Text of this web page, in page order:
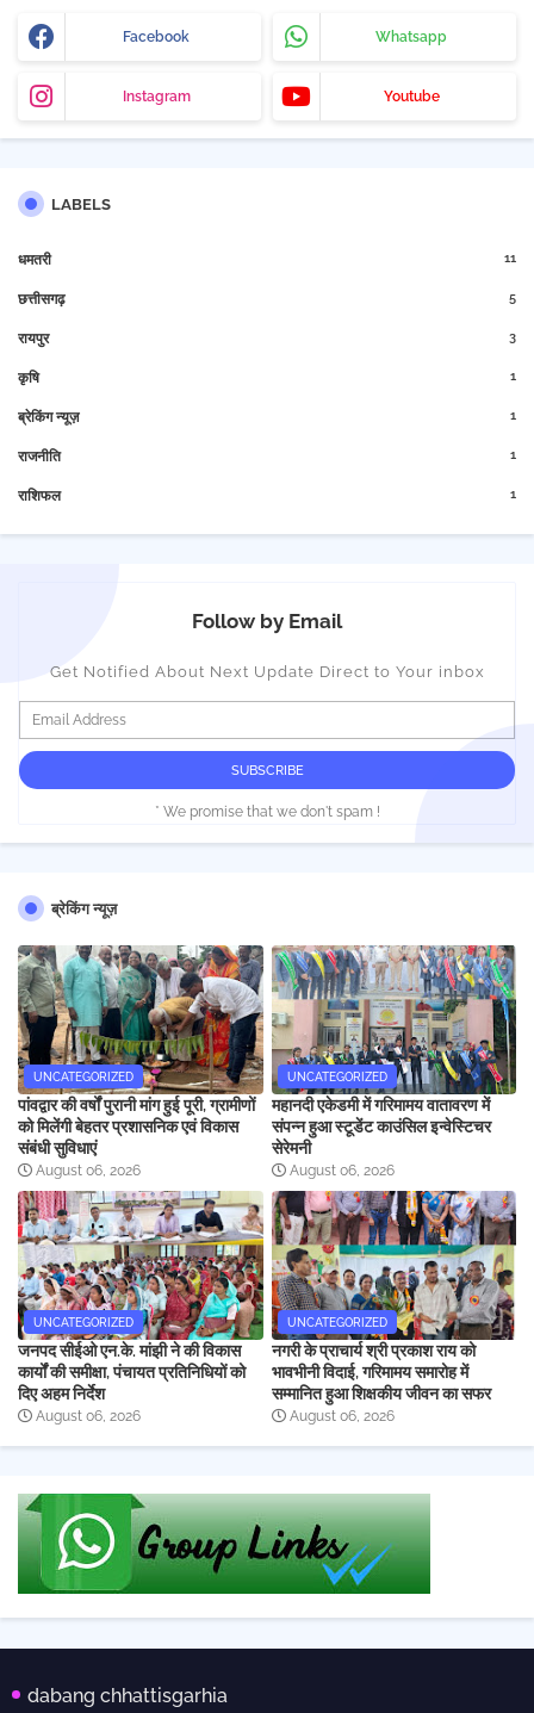
Facebook Whatsapp
Instagram Youtube
LABELS
धमतरी 11
छत्तीसगढ़ 5
रायपुर 3
कृषि 1
ब्रेकिंग न्यूज़ 1
राजनीति 1
राशिफल 1
Follow by Email
Get Notified About Next Update Direct to Your inbox
* We promise that we don't spam !
ब्रेकिंग न्यूज़
UNCATEGORIZED
पांवद्वार की वर्षों पुरानी मांग हुई पूरी, ग्रामीणों
को मिलेंगी बेहतर प्रशासनिक एवं विकास
संबंधी सुविधाएं
August 06, 2026
UNCATEGORIZED
महानदी एकेडमी में गरिमामय वातावरण में
संपन्न हुआ स्टूडेंट काउंसिल इन्वेस्टिचर
सेरेमनी
August 06, 2026
UNCATEGORIZED
जनपद सीईओ एन.के. मांझी ने की विकास
कार्यों की समीक्षा, पंचायत प्रतिनिधियों को
दिए अहम निर्देश
August 06, 2026
UNCATEGORIZED
नगरी के प्राचार्य श्री प्रकाश राय को
भावभीनी विदाई, गरिमामय समारोह में
सम्मानित हुआ शिक्षकीय जीवन का सफर
August 06, 2026
dabang chhattisgarhia